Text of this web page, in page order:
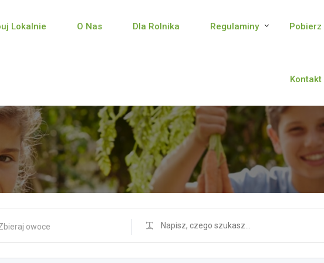
Lokalnie O Nas Dla Rolnika Regulaminy Pobierz
Kontakt
owoce